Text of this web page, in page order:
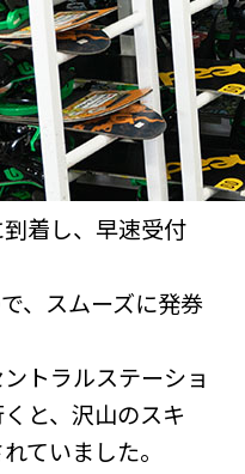
着し、早速受付
、スムーズに発券
トラルステーショ
と、沢山のスキ
ていました。